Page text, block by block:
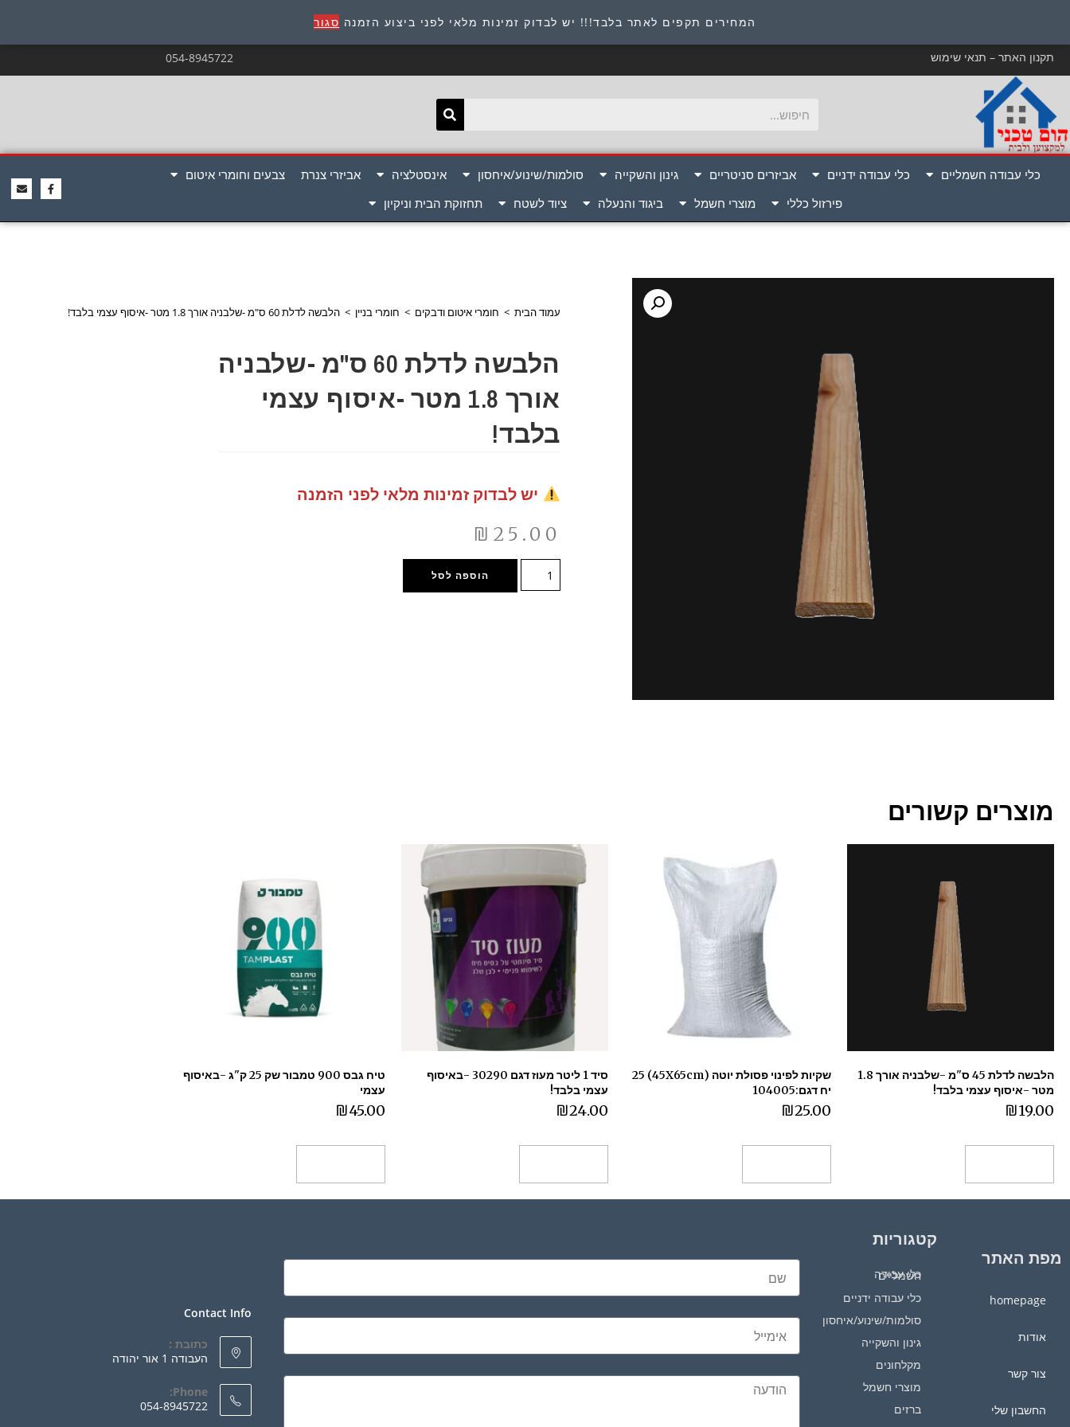
המחירים תקפים לאתר בלבד!!! יש לבדוק זמינות מלאי לפני ביצוע הזמנה סגור כתובת : היוזמים 9 אור יהודה שירות לקוחות 054-8945722
תקנון האתר – תנאי שימוש 054-8945722
כלי עבודה חשמליים כלי עבודה ידניים אביזרים סניטריים גינון והשקייה סולמות/שינוע/איחסון אינסטלציה אביזרי צנרת
צבעים וחומרי איטום
פירזול כללי
מוצרי חשמל ביגוד והנעלה ציוד לשטח תחזוקת הבית וניקיון
עמוד הבית > חומרי איטום ודבקים > חומרי בניין > הלבשה לדלת 60 ס"מ -שלבניה אורך 1.8 מטר -איסוף עצמי בלבד!
הלבשה לדלת 60 ס"מ -שלבניה
אורך 1.8 מטר -איסוף עצמי
בלבד!
יש לבדוק זמינות מלאי לפני הזמנה
₪ 25.00
הוספה לסל
מוצרים קשורים
הלבשה לדלת 45 ס"מ -שלבניה אורך 1.8
מטר -איסוף עצמי בלבד!
₪19.00
שקיות לפינוי פסולת יוטה (45X65cm) 25
יח דגם:104005
₪25.00
סיד 1 ליטר מעוז דגם 30290 -באיסוף
עצמי בלבד!
₪24.00
טיח גבס 900 טמבור שק 25 ק"ג -באיסוף
עצמי
₪45.00
מפת האתר
homepage
אודות
צור קשר
החשבון שלי
קטגוריות
כלי עבודה חשמליים
כלי עבודה ידניים
סולמות/שינוע/איחסון
גינון והשקייה
מקלחונים
מוצרי חשמל
ברזים
Contact Info
כתובת :
העבודה 1 אור יהודה
Phone:
054-8945722